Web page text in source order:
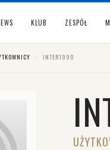
KLUB ZESPÓŁ
INTER1990